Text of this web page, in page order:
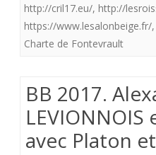
http://cril17.eu/, http://
https://www.lesalonbeige.fr/,
Charte de Fontevrault
BB 2017.
avec Platon